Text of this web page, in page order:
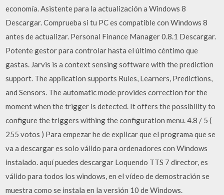
economía. Asistente para la actualización a Windows 8
Descargar. Comprueba si tu PC es compatible con Windows 8
antes de actualizar. Personal Finance Manager 0.8.1 Descargar.
Potente gestor para controlar hasta el último céntimo que
gastas. Jarvis is a context sensing software with the prediction
support. The application supports Rules, Learners, Predictions,
and Sensors. The automatic mode provides correction for the
moment when the trigger is detected. It offers the possibility to
configure the triggers withing the configuration menu. 4.8 / 5 (
255 votos ) Para empezar he de explicar que el programa que se
va a descargar es solo válido para ordenadores con Windows
instalado. aquí puedes descargar Loquendo TTS 7 director, es
válido para todos los windows, en el vídeo de demostración se
muestra como se instala en la versión 10 de Windows.